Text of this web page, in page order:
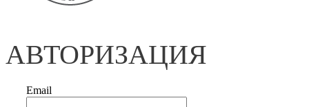
АВТОРИЗАЦИЯ
Email